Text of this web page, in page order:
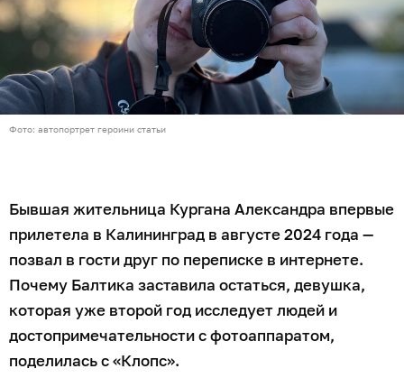
Фото: автопортрет героини статьи
Бывшая жительница Кургана Александра впервые
прилетела в Калининград в августе 2024 года —
позвал в гости друг по переписке в интернете.
Почему Балтика заставила остаться, девушка,
которая уже второй год исследует людей и
достопримечательности с фотоаппаратом,
поделилась с «Клопс».